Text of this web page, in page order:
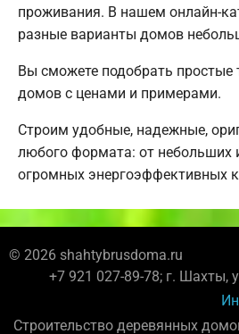
проживания. В нашем онлайн-
разные варианты домов
Вы сможете подобрать простые
домов с ценами и примерами.
Строим удобные, надежные,
любого формата: от небольших
огромных энергоэффективных
© 2026 shahtybrusdoma.ru
+7 921 027-89-78; г. Шахты,
Строительство деревянных